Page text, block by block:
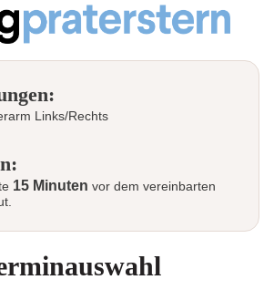
Links/Rechts
15 Minuten vor dem vereinbarten